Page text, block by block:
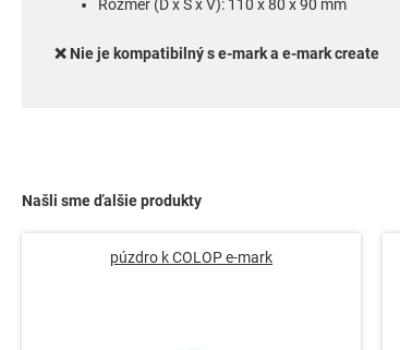
Rozmer (D x Š x V): 110 x 80 x 90 mm
❌ Nie je kompatibilný s e-mark a e-mark create
Našli sme ďalšie produkty
púzdro k COLOP e-mark